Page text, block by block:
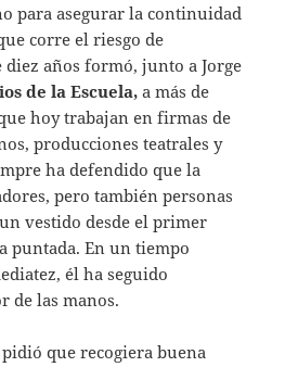
para asegurar la continuidad
corre el riesgo de
diez años formó, junto a Jorge
de la Escuela, a más de
hoy trabajan en firmas de
producciones teatrales y
ha defendido que la
pero también personas
vestido desde el primer
puntada. En un tiempo
él ha seguido
de las manos.
pidió que recogiera buena